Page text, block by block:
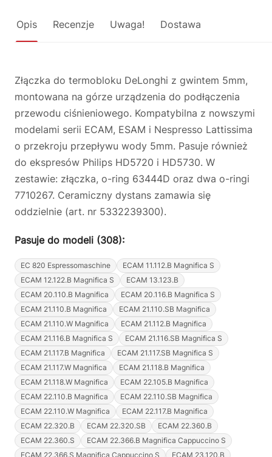
Opis Recenzje Uwaga! Dostawa
Złączka do termobloku DeLonghi z gwintem 5mm,
montowana na górze urządzenia do podłączenia
przewodu ciśnieniowego. Kompatybilna z nowszymi
modelami serii ECAM, ESAM i Nespresso Lattissima
o przekroju przepływu wody 5mm. Pasuje również
do ekspresów Philips HD5720 i HD5730. W
zestawie: złączka, o-ring 63444D oraz dwa o-ringi
7710267. Ceramiczny dystans zamawia się
oddzielnie (art. nr 5332239300).
Pasuje do modeli (308):
EC 820 Espressomaschine
ECAM 11.112.B Magnifica S
ECAM 12.122.B Magnifica S
ECAM 13.123.B
ECAM 20.110.B Magnifica
ECAM 20.116.B Magnifica S
ECAM 21.110.B Magnifica
ECAM 21.110.SB Magnifica
ECAM 21.110.W Magnifica
ECAM 21.112.B Magnifica
ECAM 21.116.B Magnifica S
ECAM 21.116.SB Magnifica S
ECAM 21.117.B Magnifica
ECAM 21.117.SB Magnifica S
ECAM 21.117.W Magnifica
ECAM 21.118.B Magnifica
ECAM 21.118.W Magnifica
ECAM 22.105.B Magnifica
ECAM 22.110.B Magnifica
ECAM 22.110.SB Magnifica
ECAM 22.110.W Magnifica
ECAM 22.117.B Magnifica
ECAM 22.320.B
ECAM 22.320.SB
ECAM 22.360.B
ECAM 22.360.S
ECAM 22.366.B Magnifica Cappuccino S
ECAM 22.366.S Magnifica Cappuccino S
ECAM 23.120.B